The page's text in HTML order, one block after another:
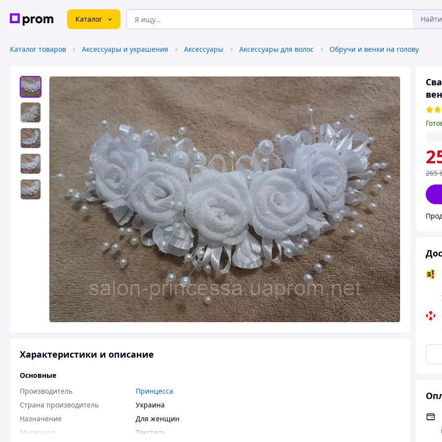
Каталог Найти
Каталог товаров Аксессуары и украшения Аксессуары Аксессуары для волос Обручи и венки на голову
265
Характеристики и описание
Основные
Производитель
Принцесса
Страна производитель
Украина
Назначение
Для женщин
Материал
Текстиль